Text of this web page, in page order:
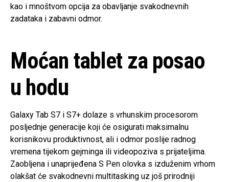
kao i mnoštvom opcija za obavljanje svakodnevnih
zadataka i zabavni odmor.
Moćan tablet za posao
u hodu
Galaxy Tab S7 i S7+ dolaze s vrhunskim procesorom
posljednje generacije koji će osigurati maksimalnu
korisnikovu produktivnost, ali i odmor poslije radnog
vremena tijekom gejminga ili videopoziva s prijateljima.
Zaobljena i unaprijeđena S Pen olovka s izduženim vrhom
olakšat će svakodnevni multitasking uz još prirodniji